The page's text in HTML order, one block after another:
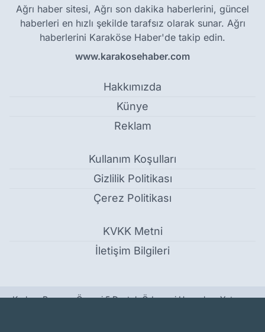
Ağrı haber sitesi, Ağrı son dakika haberlerini, güncel
haberleri en hızlı şekilde tarafsız olarak sunar. Ağrı
haberlerini Karaköse Haber'de takip edin.
www.karakosehaber.com
Hakkımızda
Künye
Reklam
Kullanım Koşulları
Gizlilik Politikası
Çerez Politikası
KVKK Metni
İletişim Bilgileri
Kurban Bayramı Öncesi 5 Destek Ödemesi Hesaplara Yatıyor -